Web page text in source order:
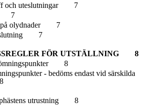
och uteslutningar 7
7
på olydnader 7
7
FÖR UTSTÄLLNING 8
8
- bedöms endast vid särskilda
8
utrustning 8